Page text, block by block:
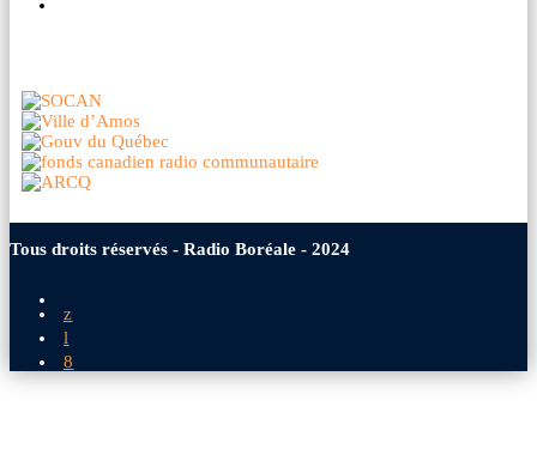
Tous droits réservés - Radio Boréale - 2024